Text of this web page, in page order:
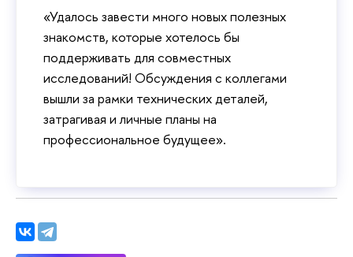
«Удалось завести много новых полезных
знакомств, которые хотелось бы
поддерживать для совместных
исследований! Обсуждения с коллегами
вышли за рамки технических деталей,
затрагивая и личные планы на
профессиональное будущее».